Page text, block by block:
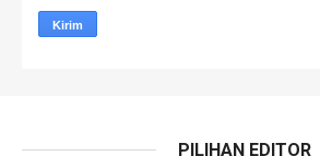
PILIHAN EDITOR